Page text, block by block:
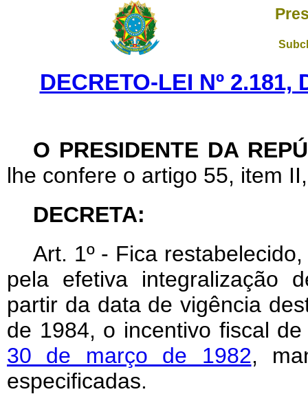
DECRETO-LEI Nº 2.181,
O PRESIDENTE DA
lhe confere o artigo 55, item
DECRETA:
Art. 1º - Fica
pela efetiva integralização
partir da data de vigência
de 1984, o incentivo fiscal
30 de março de 1982,
especificadas.